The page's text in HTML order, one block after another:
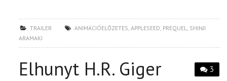
TRAILER ANIMÁCIÓELŐZETES ,APPLESEED PREQUEL
SHINJI
ARAMAKI
3
Elhunyt H.R. Giger